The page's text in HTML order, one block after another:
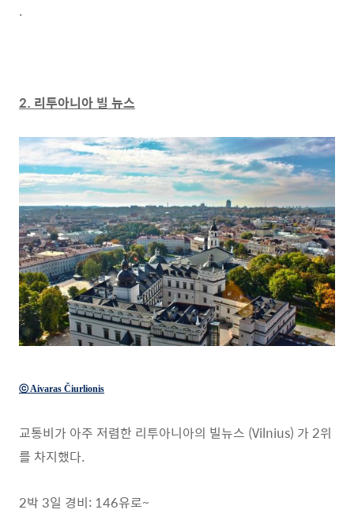
.
2. 리투아니아 빌 뉴스
ⓒ Aivaras Čiurlionis
교통비가 아주 저렴한 리투아니아의 빌뉴스 (Vilnius) 가 2위
를 차지했다.
2박 3일 경비: 146유로~